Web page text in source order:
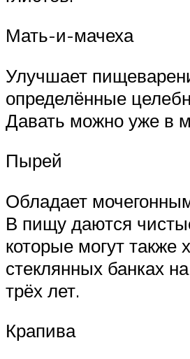
Мать-и-мачеха
Улучшает
определённые
Давать можно уже в
Пырей
Обладает
В пищу даются
которые могут также
стеклянных банках
трёх лет.
Крапива